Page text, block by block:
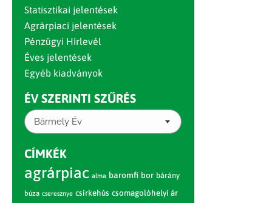
Statisztikai jelentések
Agrárpiaci jelentések
Pénzügyi Hírlevél
Éves jelentések
Egyéb kiadványok
ÉV SZERINTI SZŰRÉS
Bármely Év
CÍMKÉK
agrárpiac alma baromfi bor bárány
búza cseresznye csirkehús csomagolóhelyi ár